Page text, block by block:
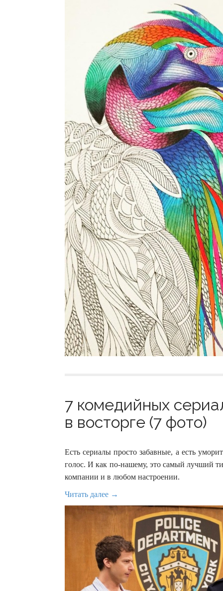
7 комедийных
в восторге (7 фото)
Есть сериалы просто забавные, а есть
голос. И как по-нашему, это самый лучший
компании и в любом настроении.
Читать далее →